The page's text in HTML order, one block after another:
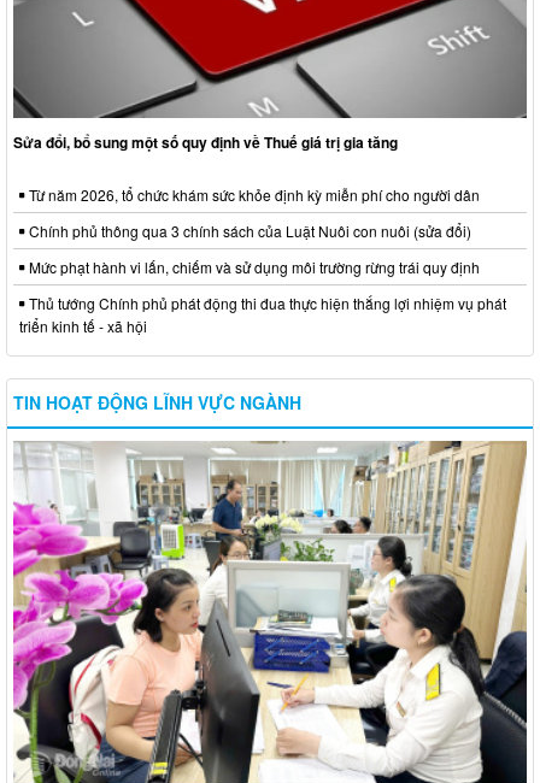
Sửa đổi, bổ sung một số quy định về Thuế giá trị gia tăng
Từ năm 2026, tổ chức khám sức khỏe định kỳ miễn phí cho người dân
Chính phủ thông qua 3 chính sách của Luật Nuôi con nuôi (sửa đổi)
Mức phạt hành vi lấn, chiếm và sử dụng môi trường rừng trái quy định
Thủ tướng Chính phủ phát động thi đua thực hiện thắng lợi nhiệm vụ phát
triển kinh tế - xã hội
TIN HOẠT ĐỘNG LĨNH VỰC NGÀNH